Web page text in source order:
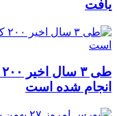
یافت
انجام شده است